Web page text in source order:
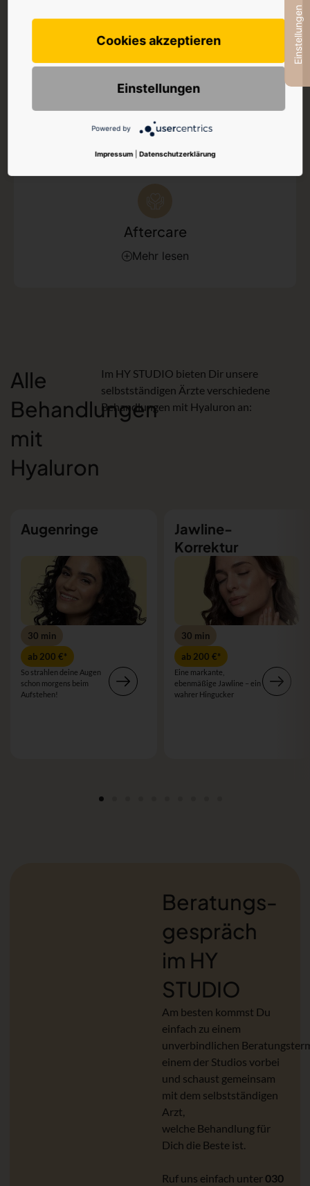
Mehr lesen
Sport
Mehr lesen
Aftercare
Mehr lesen
Alle
Behandlungen
mit
Hyaluron
Im HY STUDIO bieten Dir unsere
selbstständigen Ärzte verschiedene
Behandlungen mit Hyaluron an:
Augenringe
30 min
ab 200 €*
So strahlen deine Augen
schon morgens beim
Aufstehen!
Jawline-
Korrektur
30 min
ab 200 €*
Eine markante,
ebenmäßige Jawline – ein
wahrer Hingucker
Beratungs­
gespräch
im HY
STUDIO
Am besten kommst Du
einfach zu einem
unverbindlichen
einem der Studios vorbei
und schaust gemeinsam
mit dem selbstständigen
Arzt,
welche Behandlung für
Dich die Beste ist.
Ruf uns einfach unter030
Einstellungen
Cookies akzeptieren
Einstellungen
Powered by
Impressum Datenschutzerklärung